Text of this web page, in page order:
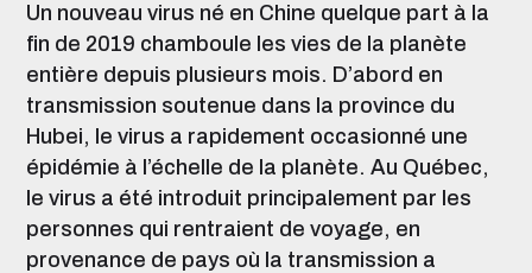
Un nouveau virus né en Chine quelque part à la
fin de 2019 chamboule les vies de la planète
entière depuis plusieurs mois. D’abord en
transmission soutenue dans la province du
Hubei, le virus a rapidement occasionné une
épidémie à l’échelle de la planète. Au Québec,
le virus a été introduit principalement par les
personnes qui rentraient de voyage, en
provenance de pays où la transmission a